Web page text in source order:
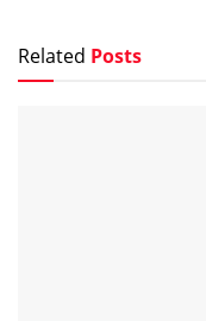
Related Posts